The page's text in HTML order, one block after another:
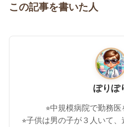
この記事を書いた人
ぽりぽ
⭐︎中規模病院で勤務医
⭐︎子供は男の子が３人いて